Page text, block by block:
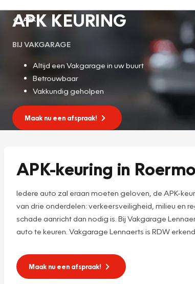
APK
APK KEURING
BIJ VAKGARAGE
Altijd een Vakgarage in uw buurt
Betrouwbaar
Vakkundig geholpen
Maak nu een afspraak!
APK-keuring in
Iedere auto zal eraan moeten geloven, de APK-
van drie onderdelen: verkeersveiligheid, milieu en
schade aanricht dan nodig is. Bij Vakgarage
auto te keuren. Vakgarage Lennaerts is RDW
Maak nu een afspraak!